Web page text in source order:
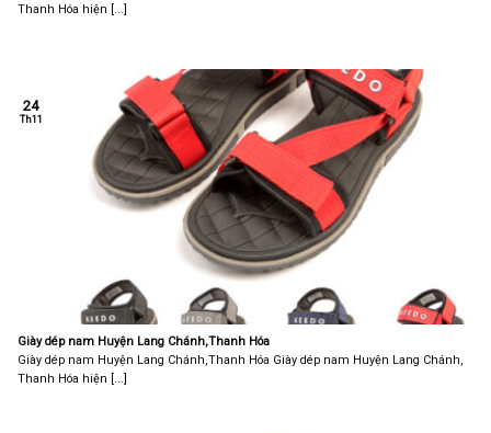
Thanh Hóa hiện [...]
Giày dép nam Huyện Lang Chánh,Thanh Hóa
Giày dép nam Huyện Lang Chánh,Thanh Hóa Giày dép nam Huyện Lang Chánh,
Thanh Hóa hiện [...]
24
Th11